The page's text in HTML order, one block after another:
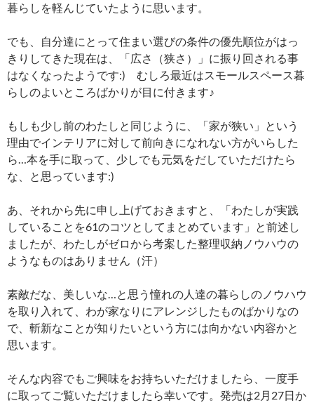
暮らしを軽んじていたように思います。
でも、自分達にとって住まい選びの条件の優先順位がはっ
きりしてきた現在は、「広さ（狭さ）」に振り回される事
はなくなったようです:) むしろ最近はスモールスペース暮
らしのよいところばかりが目に付きます♪
もしも少し前のわたしと同じように、「家が狭い」という
理由でインテリアに対して前向きになれない方がいらした
ら…本を手に取って、少しでも元気をだしていただけたら
な、と思っています:)
あ、それから先に申し上げておきますと、「わたしが実践
していることを61のコツとしてまとめています」と前述し
ましたが、わたしがゼロから考案した整理収納ノウハウの
ようなものはありません（汗）
素敵だな、美しいな…と思う憧れの人達の暮らしのノウハウ
を取り入れて、わが家なりにアレンジしたものばかりなの
で、斬新なことが知りたいという方には向かない内容かと
思います。
そんな内容でもご興味をお持ちいただけましたら、一度手
に取ってご覧いただけましたら幸いです。発売は2月27日か